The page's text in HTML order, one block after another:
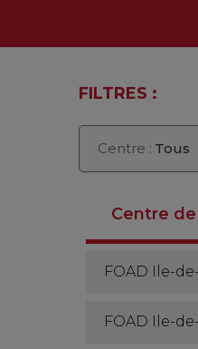
FILTRES :
Centre : Tous
Centre
FOAD Ile-
FOAD Ile-